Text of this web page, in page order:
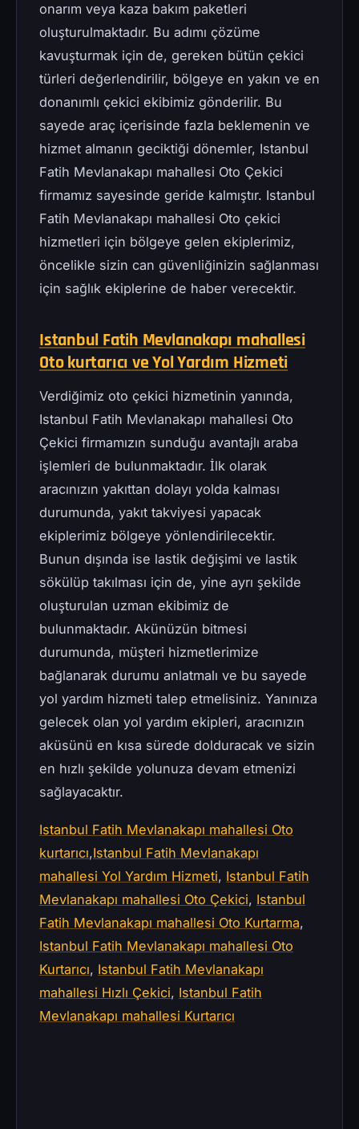
onarım veya kaza bakım paketleri
oluşturulmaktadır. Bu adımı çözüme
kavuşturmak için de, gereken bütün çekici
türleri değerlendirilir, bölgeye en yakın ve en
donanımlı çekici ekibimiz gönderilir. Bu
sayede araç içerisinde fazla beklemenin ve
hizmet almanın geciktiği dönemler, Istanbul
Fatih Mevlanakapı mahallesi Oto Çekici
firmamız sayesinde geride kalmıştır. Istanbul
Fatih Mevlanakapı mahallesi Oto çekici
hizmetleri için bölgeye gelen ekiplerimiz,
öncelikle sizin can güvenliğinizin sağlanması
için sağlık ekiplerine de haber verecektir.
Istanbul Fatih Mevlanakapı mahallesi
Oto kurtarıcı ve Yol Yardım Hizmeti
Verdiğimiz oto çekici hizmetinin yanında,
Istanbul Fatih Mevlanakapı mahallesi Oto
Çekici firmamızın sunduğu avantajlı araba
işlemleri de bulunmaktadır. İlk olarak
aracınızın yakıttan dolayı yolda kalması
durumunda, yakıt takviyesi yapacak
ekiplerimiz bölgeye yönlendirilecektir.
Bunun dışında ise lastik değişimi ve lastik
sökülüp takılması için de, yine ayrı şekilde
oluşturulan uzman ekibimiz de
bulunmaktadır. Akünüzün bitmesi
durumunda, müşteri hizmetlerimize
bağlanarak durumu anlatmalı ve bu sayede
yol yardım hizmeti talep etmelisiniz. Yanınıza
gelecek olan yol yardım ekipleri, aracınızın
aküsünü en kısa sürede dolduracak ve sizin
en hızlı şekilde yolunuza devam etmenizi
sağlayacaktır.
Istanbul Fatih Mevlanakapı mahallesi Oto
kurtarıcı,Istanbul Fatih Mevlanakapı
mahallesi Yol Yardım Hizmeti, Istanbul Fatih
Mevlanakapı mahallesi Oto Çekici, Istanbul
Fatih Mevlanakapı mahallesi Oto Kurtarma,
Istanbul Fatih Mevlanakapı mahallesi Oto
Kurtarıcı, Istanbul Fatih Mevlanakapı
mahallesi Hızlı Çekici, Istanbul Fatih
Mevlanakapı mahallesi Kurtarıcı